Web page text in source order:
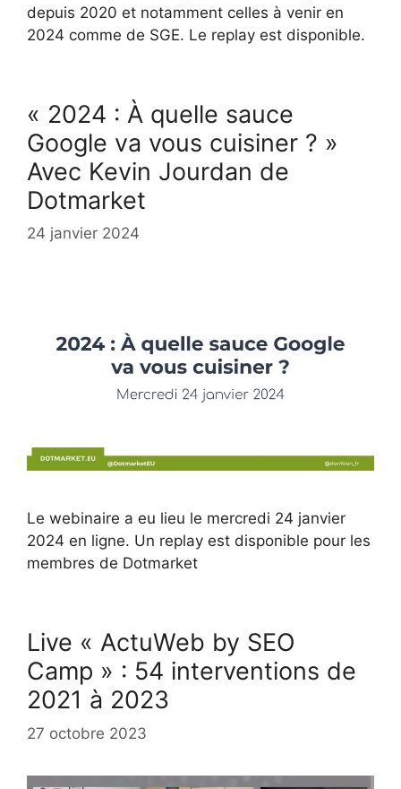
depuis 2020 et notamment celles à venir en
2024 comme de SGE. Le replay est disponible.
« 2024 : À quelle sauce
Google va vous cuisiner ? »
Avec Kevin Jourdan de
Dotmarket
24 janvier 2024
Le webinaire a eu lieu le mercredi 24 janvier
2024 en ligne. Un replay est disponible pour les
membres de Dotmarket
Live « ActuWeb by SEO
Camp » : 54 interventions de
2021 à 2023
27 octobre 2023